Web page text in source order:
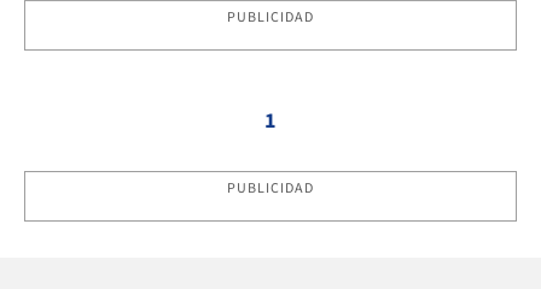
PUBLICIDAD
1
PUBLICIDAD